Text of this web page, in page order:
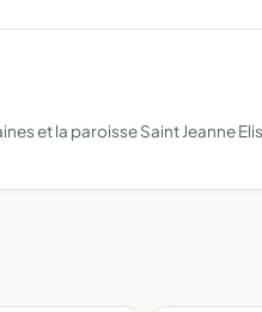
et la paroisse Saint Jeanne